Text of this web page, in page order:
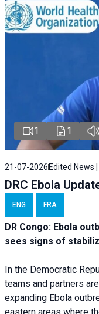
1 1
21-07-2026 Edited News |
DRC Ebola
ENG FRA
DR Congo: Ebola
sees signs of
In the Democratic
teams and partners
expanding Ebola